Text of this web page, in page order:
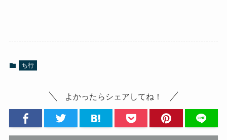
ち行
よかったらシェアしてね！